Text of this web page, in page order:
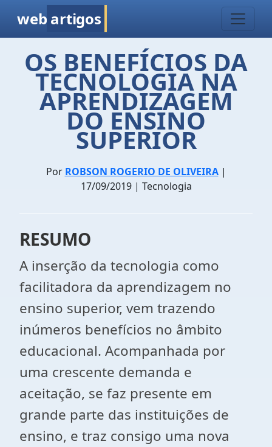
web artigos
OS BENEFÍCIOS DA
TECNOLOGIA NA
APRENDIZAGEM
DO ENSINO
SUPERIOR
Por ROBSON ROGERIO DE OLIVEIRA|
17/09/2019 | Tecnologia
RESUMO
A inserção da tecnologia como
facilitadora da aprendizagem no
ensino superior, vem trazendo
inúmeros benefícios no âmbito
educacional. Acompanhada por
uma crescente demanda e
aceitação, se faz presente em
grande parte das instituições de
ensino, e traz consigo uma nova